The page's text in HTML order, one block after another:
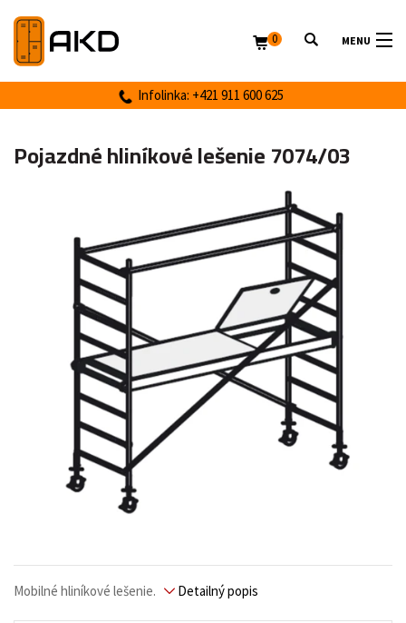
MENU
Infolinka: +421 911 600 625
0
Pojazdné hliníkové lešenie 7074/03
Mobilné hliníkové lešenie. Detailný popis